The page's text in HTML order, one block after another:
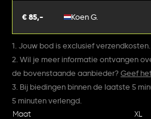
€ 85,- Koen G.
1. Jouw bod is exclusief verzendkosten.
2. Wil je meer informatie ontvangen
de bovenstaande aanbieder?Geef
3. Bij biedingen binnen de laatste 5
5 minuten verlengd.
Maat XL